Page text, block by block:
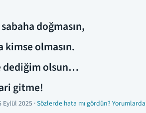
doğmasın,
kimse olmasın.
dediğim olsun…
gitme!
Eylül 2025 ·Sözlerde hata mı gördün?